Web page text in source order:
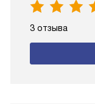
3 отзыва